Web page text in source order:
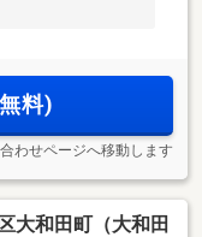
料)
わせページへ移動します
和田町（大和田